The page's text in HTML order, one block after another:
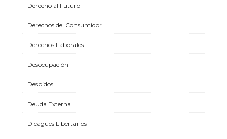
Derecho al Futuro
Derechos del Consumidor
Derechos Laborales
Desocupación
Despidos
Deuda Externa
Dicagues Libertarios